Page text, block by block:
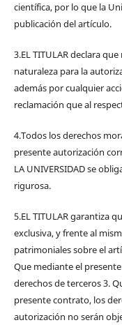
científica, por lo que la
publicación del artículo.
3.EL TITULAR declara
naturaleza para la
además por cualquier
reclamación que al
4.Todos los derechos
presente autorización
LA UNIVERSIDAD se
rigurosa.
5.EL TITULAR garantiza
exclusiva, y frente al
patrimoniales sobre el
Que mediante el
derechos de terceros 3.
presente contrato, los
autorización no serán